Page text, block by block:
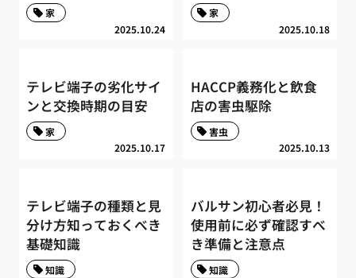
2025.10.24
家
2025.10.18
家
テレビ端子の劣化サイ
ンと交換時期の目安
2025.10.17
家
HACCP義務化と飲食
店の害虫駆除
2025.10.13
害虫
テレビ端子の種類と見
分け方知っておくべき
基礎知識
知識
バルサン初心者必見！
使用前に必ず確認すべ
き準備と注意点
知識